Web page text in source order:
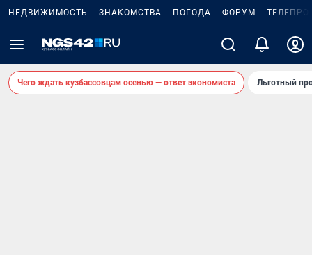
НЕДВИЖИМОСТЬ ЗНАКОМСТВА ПОГОДА ФОРУМ
Чего ждать кузбассовцам осенью — ответ экономиста Льготный